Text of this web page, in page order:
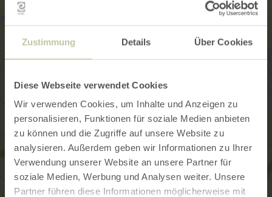
Zustimmung Details Über Cookies
Diese Webseite verwendet Cookies
Wir verwenden Cookies, um Inhalte und Anzeigen zu
personalisieren, Funktionen für soziale Medien anbieten
zu können und die Zugriffe auf unsere Website zu
analysieren. Außerdem geben wir Informationen zu Ihrer
Verwendung unserer Website an unsere Partner für
soziale Medien, Werbung und Analysen weiter. Unsere
Partner führen diese Informationen möglicherweise mit